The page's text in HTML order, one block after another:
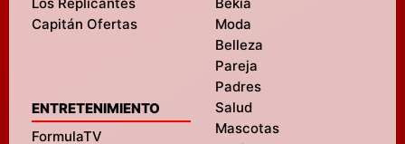
Capitán Ofertas
ENTRETENIMIENTO
FormulaTV
Moda
Belleza
Pareja
Padres
Salud
Mascotas